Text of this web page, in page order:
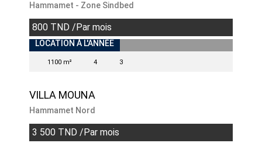
Hammamet - Zone Sindbed
800 TND /Par mois
INDISPONIBLE
LOCATION À L'ANNÉE
1100 m² 4 3
VILLA MOUNA
Hammamet Nord
3 500 TND /Par mois